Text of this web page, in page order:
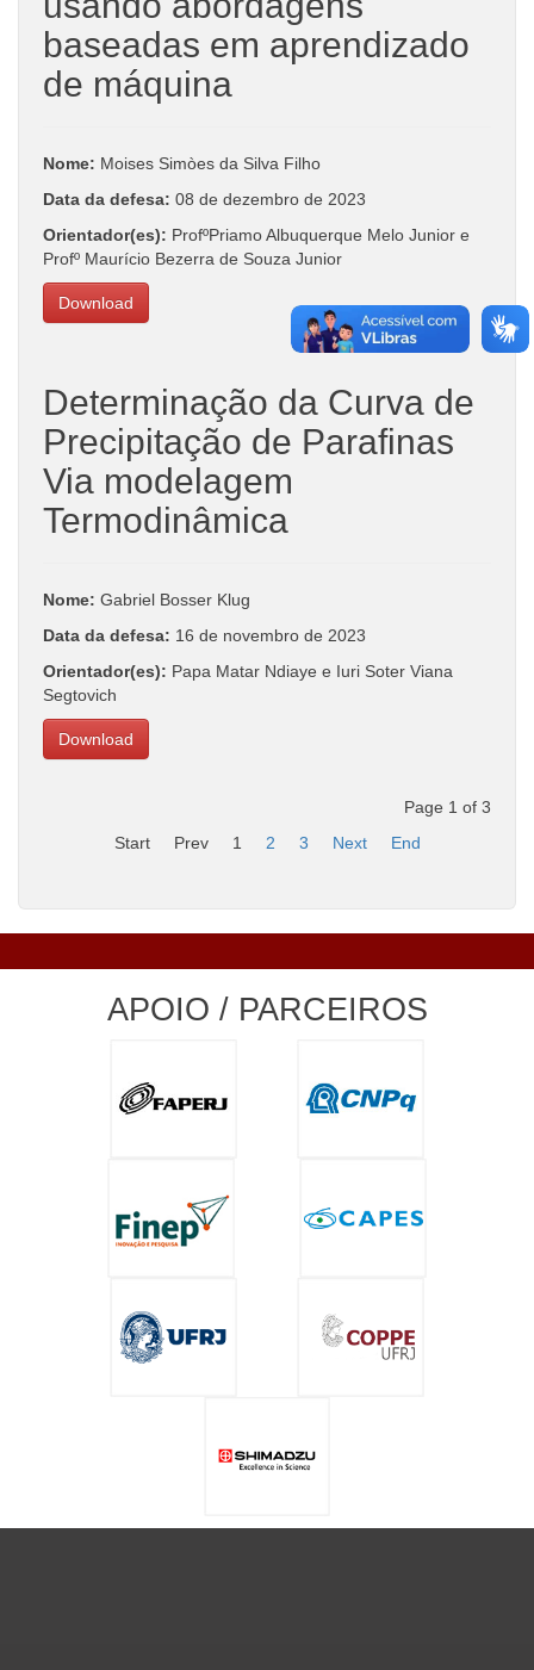
baseadas em aprendizado
de máquina
Nome: Moises Simòes da Silva Filho
Data da defesa: 08 de dezembro de 2023
Orientador(es): ProfºPriamo Albuquerque Melo Junior e
Profº Maurício Bezerra de Souza Junior
Download
Determinação da Curva de
Precipitação de Parafinas
Via modelagem
Termodinâmica
Nome: Gabriel Bosser Klug
Data da defesa: 16 de novembro de 2023
Orientador(es): Papa Matar Ndiaye e Iuri Soter Viana
Segtovich
Download
Page 1 of 3
Start
Prev 1 2 3 Next End
APOIO / PARCEIROS